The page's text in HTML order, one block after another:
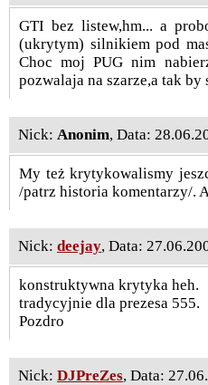
GTI bez listew,hm... a
(ukrytym) silnikiem pod
Choc moj PUG nim
pozwalaja na szarze,a tak by
Nick: Anonim, Data:
My też krytykowalismy
/patrz historia komentarzy/.
Nick: deejay, Data:
konstruktywna krytyka heh.
tradycyjnie dla prezesa 555.
Pozdro
Nick: DJPreZes, Data: